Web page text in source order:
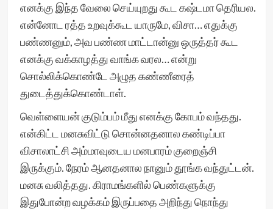
எனக்கு இந்த வேலை செய்யுறது கூட கஷ்டமா தெரியல.
என்னோட ரத்த உறவுக்கூட யாருமே, விசா… எதுக்கு
பண்ணனும், அவ பண்ண மாட்டான்னு ஒருத்தர் கூட
எனக்கு வக்காழத்து வாங்க வரல… என்று
சொல்லிக்கொண்டே அழுத கண்ணீரைத்
துடைத்துக்கொண்டாள்.
வெள்ளையன் குடும்பம் மீது எனக்கு கோபம் வந்தது.
என்கிட்ட மனசுவிட்டு சொன்னதனால கண்டிப்பா
விசாலாட்சி அம்மாவுடைய மனபாரம் குறைஞ்சி
இருக்கும். நேரம் ஆனதனால நானும் தூங்க வந்துட்டன்.
மனசு வலித்தது. கிராமங்களில் பெண்களுக்கு
இதுபோன்ற வழக்கம் இருப்பதை அறிந்து நொந்து